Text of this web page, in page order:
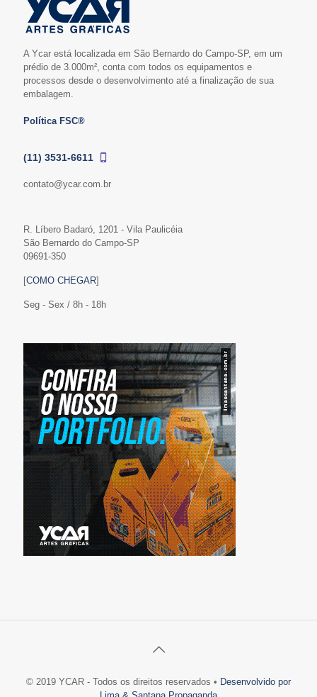
A Ycar está localizada em São Bernardo do Campo-SP, em um
prédio de 3.000m², conta com todos os equipamentos e
processos desde o desenvolvimento até a finalização de sua
embalagem.
Política FSC®
(11) 3531-6611
contato@ycar.com.br
R. Líbero Badaró, 1201 - Vila Paulicéia
São Bernardo do Campo-SP
09691-350
[COMO CHEGAR]
Seg - Sex / 8h - 18h
© 2019 YCAR - Todos os direitos reservados • Desenvolvido por